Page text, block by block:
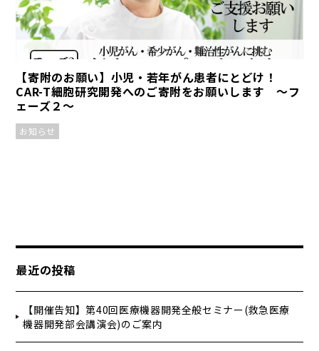
【寄附のお願い】小児・若年がん患者にとどけ！
CAR-T細胞研究開発へのご寄附をお願いします ～フ
ェーズ２～
お知らせ
最近の投稿
【開催告知】第40回医療機器開発全般セミナー(救急医療
機器開発部会講演会)のご案内